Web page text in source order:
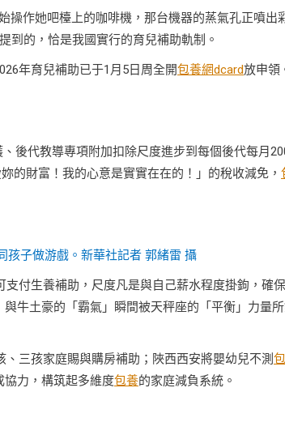
操作她吧檯上的咖啡機，那台機器的蒸氣孔正噴出
到的，恰是我國實行的育兒補助軌制。
年育兒補助已于1月5日周全開包養網dcard放申領
後代教導專項附加扣除尺度進步到每個後代每月
的財富！我的心意是實實在在的！」的稅收減免，
孩子做游戲。新華社記者 郭緒雷 攝
付生養補助，尺度凡是與自己薪水程度掛鉤，確
牛土豪的「霸氣」瞬間被天秤座的「平衡」力量
三孩家庭賜與購房補助；陜西西安將嬰幼兒不測
協力，構筑起多維度包養的家庭減負系統。